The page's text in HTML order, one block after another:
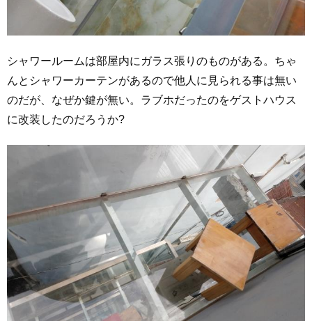
シャワールームは部屋内にガラス張りのものがある。ちゃ
んとシャワーカーテンがあるので他人に見られる事は無い
のだが、なぜか鍵が無い。ラブホだったのをゲストハウス
に改装したのだろうか?